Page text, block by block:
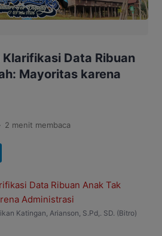
Data Ribuan
Mayoritas karena
2 menit membaca
Katingan, Arianson, S.Pd,. SD. (Bitro)